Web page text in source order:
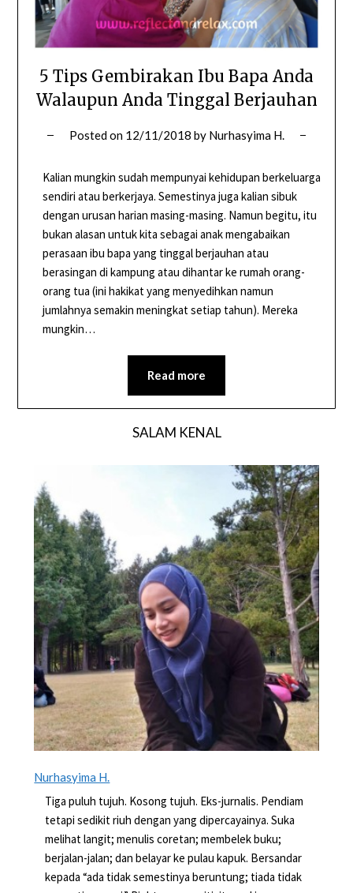
5 Tips Gembirakan Ibu Bapa Anda
Walaupun Anda Tinggal Berjauhan
Posted on 12/11/2018 by Nurhasyima H.
Kalian mungkin sudah mempunyai kehidupan berkeluarga
sendiri atau berkerjaya. Semestinya juga kalian sibuk
dengan urusan harian masing-masing. Namun begitu, itu
bukan alasan untuk kita sebagai anak mengabaikan
perasaan ibu bapa yang tinggal berjauhan atau
berasingan di kampung atau dihantar ke rumah orang-
orang tua (ini hakikat yang menyedihkan namun
jumlahnya semakin meningkat setiap tahun). Mereka
mungkin…
Read more
SALAM KENAL
Nurhasyima H.
Tiga puluh tujuh. Kosong tujuh. Eks-jurnalis. Pendiam
tetapi sedikit riuh dengan yang dipercayainya. Suka
melihat langit; menulis coretan; membelek buku;
berjalan-jalan; dan belayar ke pulau kapuk. Bersandar
kepada “ada tidak semestinya beruntung; tiada tidak